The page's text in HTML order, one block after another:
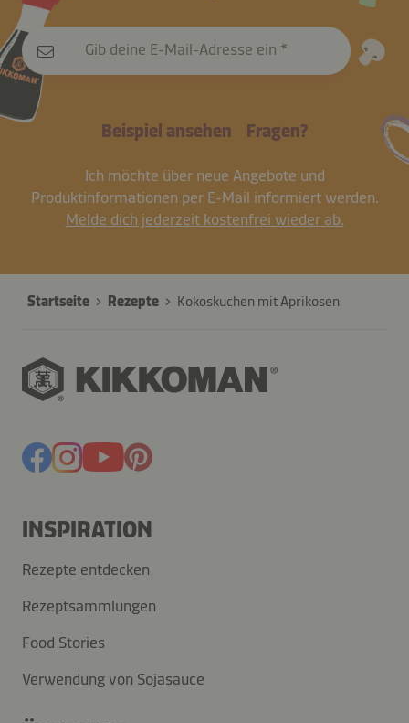
Gib deine E-Mail-Adresse ein
Beispiel ansehen Fragen?
Ich möchte über neue Angebote und
Produktinformationen per E-Mail informiert werden.
Melde dich jederzeit kostenfrei wieder ab.
Startseite Rezepte Kokoskuchen mit Aprikosen
INSPIRATION
Rezepte entdecken
Rezeptsammlungen
Food Stories
Verwendung von Sojasauce